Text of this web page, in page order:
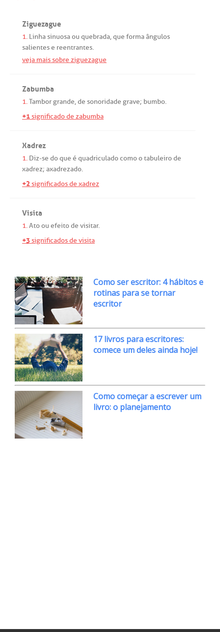
Ziguezague
1. Linhasinuosaou quebrada,que formaângulos
salientese reentrantes.
veja mais sobre ziguezague
Zabumba
1.Tambor grande,de sonoridade grave; bumbo.
+1significado de zabumba
Xadrez
1. Diz-se doque é quadriculadocomootabuleirode
xadrez; axadrezado.
+2significados de xadrez
Visita
1.Atoou efeitode visitar.
+3significados de visita
Como ser escritor: 4 hábitos e
rotinas para se tornar
escritor
17 livros para escritores:
comece um deles ainda hoje!
Como começar a escrever um
livro: o planejamento